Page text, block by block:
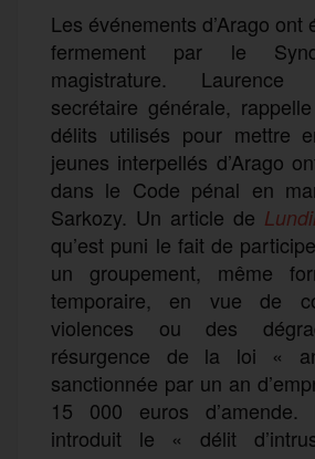
Les événements d’Arago ont
fermement par le
magistrature.
secrétaire générale,
délits utilisés pour mettre
jeunes interpellés d’Arago
dans le Code pénal en
Sarkozy. Un article de L
qu’est puni le fait de
un groupement, même
temporaire, en vue de
violences ou des
résurgence de la loi «
sanctionnée par un an
15 000 euros
introduit le « délit